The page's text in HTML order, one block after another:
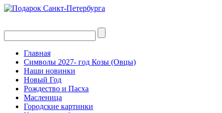
Главная
Символы 2027- год Козы (Овцы)
Наши новинки
Новый Год
Рождество и Пасха
Масленица
Городские картинки